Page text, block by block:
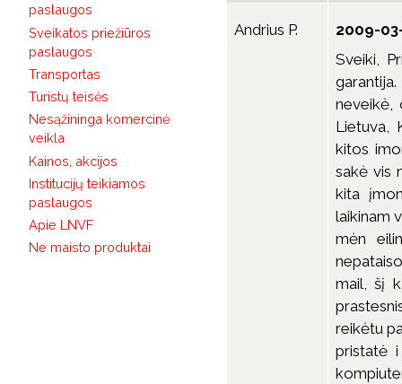
paslaugos
Sveikatos priežiūros
paslaugos
Transportas
Turistų teisės
Nesąžininga komercinė
veikla
Kainos, akcijos
Institucijų teikiamos
paslaugos
Apie LNVF
Ne maisto produktai
Andrius P.
2009-
Sveiki,
neveikė,
Lietuva,
kitos
sakė vis
kita
laikinam
mėn
mail, šį
reikėtu
pristatė i